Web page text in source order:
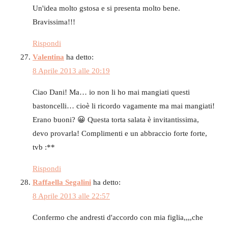
Un'idea molto gstosa e si presenta molto bene.
Bravissima!!!
Rispondi
Valentina ha detto:
8 Aprile 2013 alle 20:19
Ciao Dani! Ma… io non li ho mai mangiati questi
bastoncelli… cioè li ricordo vagamente ma mai mangiati!
Erano buoni? 😀 Questa torta salata è invitantissima,
devo provarla! Complimenti e un abbraccio forte forte,
tvb :**
Rispondi
Raffaella Segalini ha detto:
8 Aprile 2013 alle 22:57
Confermo che andresti d'accordo con mia figlia,,,,che